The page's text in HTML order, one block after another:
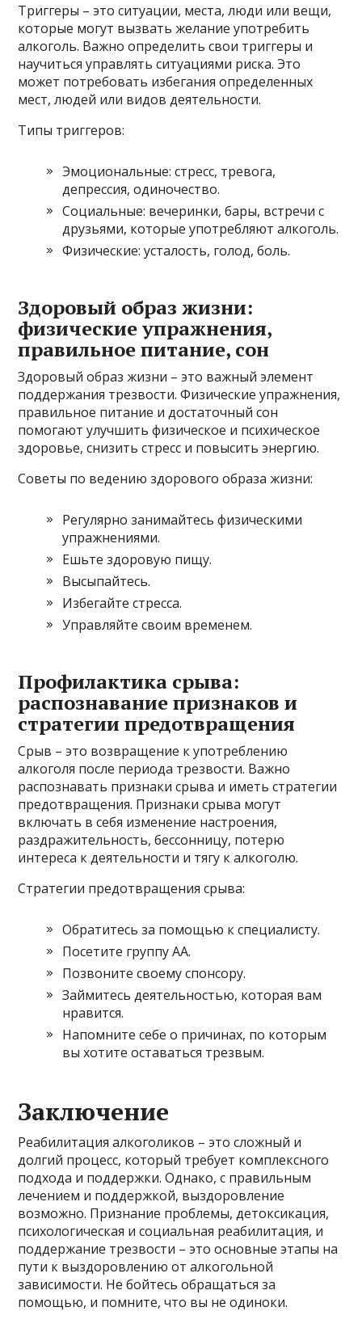
Триггеры – это ситуации, места, люди или вещи,
которые могут вызвать желание употребить
алкоголь. Важно определить свои триггеры и
научиться управлять ситуациями риска. Это
может потребовать избегания определенных
мест, людей или видов деятельности.
Типы триггеров:
Эмоциональные: стресс, тревога,
депрессия, одиночество.
Социальные: вечеринки, бары, встречи с
друзьями, которые употребляют алкоголь.
Физические: усталость, голод, боль.
Здоровый образ жизни:
физические упражнения,
правильное питание, сон
Здоровый образ жизни – это важный элемент
поддержания трезвости. Физические упражнения,
правильное питание и достаточный сон
помогают улучшить физическое и психическое
здоровье, снизить стресс и повысить энергию.
Советы по ведению здорового образа жизни:
Регулярно занимайтесь физическими
упражнениями.
Ешьте здоровую пищу.
Высыпайтесь.
Избегайте стресса.
Управляйте своим временем.
Профилактика срыва:
распознавание признаков и
стратегии предотвращения
Срыв – это возвращение к употреблению
алкоголя после периода трезвости. Важно
распознавать признаки срыва и иметь стратегии
предотвращения. Признаки срыва могут
включать в себя изменение настроения,
раздражительность, бессонницу, потерю
интереса к деятельности и тягу к алкоголю.
Стратегии предотвращения срыва:
Обратитесь за помощью к специалисту.
Посетите группу АА.
Позвоните своему спонсору.
Займитесь деятельностью, которая вам
нравится.
Напомните себе о причинах, по которым
вы хотите оставаться трезвым.
Заключение
Реабилитация алкоголиков – это сложный и
долгий процесс, который требует комплексного
подхода и поддержки. Однако, с правильным
лечением и поддержкой, выздоровление
возможно. Признание проблемы, детоксикация,
психологическая и социальная реабилитация, и
поддержание трезвости – это основные этапы на
пути к выздоровлению от алкогольной
зависимости. Не бойтесь обращаться за
помощью, и помните, что вы не одиноки.